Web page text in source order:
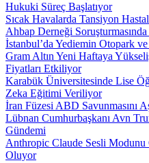
Hukuki Süreç Başlatıyor
Sıcak Havalarda Tansiyon
Ahbap Derneği
İstanbul’da Yediemin Otopark
Gram Altın Yeni Haftaya
Fiyatları Etkiliyor
Karabük Üniversitesinde Lise
Zeka Eğitimi Veriliyor
İran Füzesi ABD Savunmasını
Lübnan Cumhurbaşkanı Avn
Gündemi
Anthropic Claude Sesli
Oluyor